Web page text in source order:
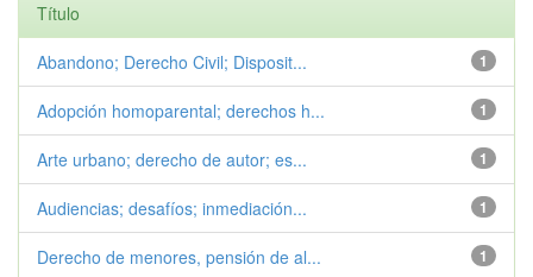
Título
1
Abandono; Derecho Civil; Disposit...
1
Adopción homoparental; derechos h...
1
Arte urbano; derecho de autor; es...
1
Audiencias; desafíos; inmediación...
1
Derecho de menores, pensión de al...